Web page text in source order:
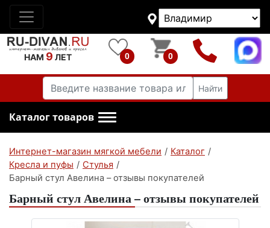
НАМ 9 ЛЕТ 0 0
Найти
Каталог товаров
Интернет-магазин мягкой мебели / Каталог /
Кресла и пуфы / Стулья /
Барный стул Авелина – отзывы покупателей
Барный стул Авелина – отзывы покупателей